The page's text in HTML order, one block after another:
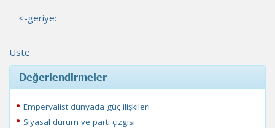
<-geriye:
Üste
Değerlendirmeler
Emperyalist dünyada güç ilişkileri
Siyasal durum ve parti çizgisi